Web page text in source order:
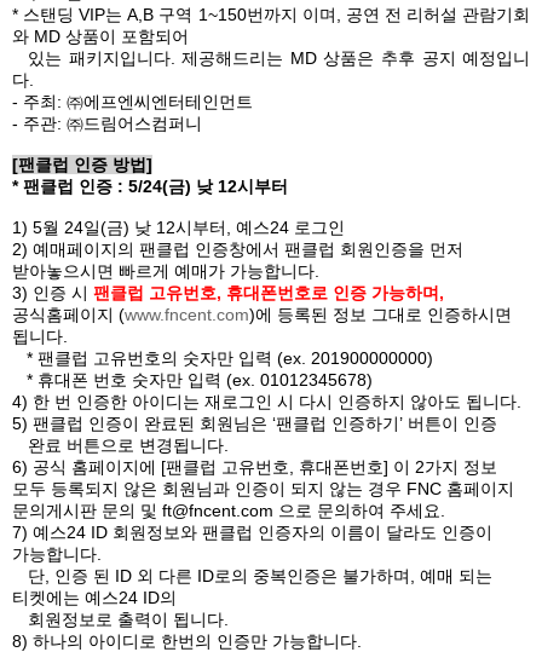
* 스탠딩VIP는A,B 구역 1~150번까지 이며
공연 전 리허설 관람기회
와 MD 상품이 포함되어
있는 패키지입니다.제공해드리는 MD상품은 추후 공지 예정입니
다
- 주최: ㈜에프엔씨엔터테인먼트
- 주관: ㈜드림어스컴퍼니
[팬클럽 인증 방법]
*팬클럽 인증 : 5/24(금) 낮 12시부터
1) 5월 24일(금) 낮 12시부터 예스24 로그인
2) 예매페이지의 팬클럽 인증창에서 팬클럽 회원인증을 먼저
받아놓으시면 빠르게 예매가 가능합니다
3) 인증 시 팬클럽 고유번호, 휴대폰번호로 인증 가능하며,
공식홈페이지 (www.fncent.com)에 등록된 정보 그대로 인증하시면
됩니다
* 팬클럽 고유번호의 숫자만 입력 (ex. 201900000000)
* 휴대폰 번호 숫자만 입력 (ex. 01012345678)
4) 한 번 인증한 아이디는 재로그인 시 다시 인증하지 않아도 됩니다
5) 팬클럽 인증이 완료된 회원님은 ‘팬클럽 인증하기’ 버튼이 인증
완료 버튼으로 변경됩니다
6) 공식 홈페이지에 [팬클럽 고유번호 휴대폰번호] 이 2가지 정보
모두 등록되지 않은 회원님과 인증이 되지 않는 경우 FNC 홈페이지
문의게시판 문의 및 ft@fncent.com 으로 문의하여 주세요
7) 예스24 ID 회원정보와 팬클럽 인증자의 이름이 달라도 인증이
가능합니다
단 인증 된 ID 외 다른 ID로의 중복인증은 불가하며
예매 되는
티켓에는 예스24 ID의
회원정보로 출력이 됩니다
8) 하나의 아이디로 한번의 인증만 가능합니다